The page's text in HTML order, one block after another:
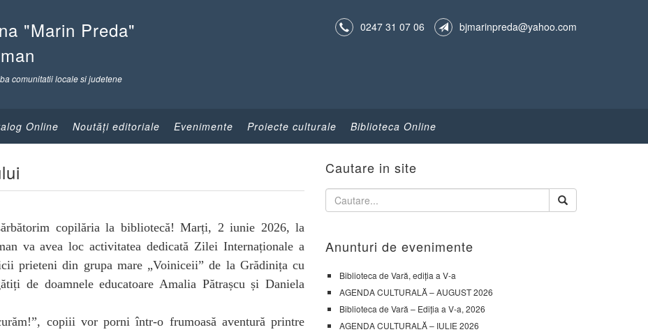
"Marin Preda"
comunitatii locale si judetene
0247 31 07 06 bjmarinpreda@yahoo.com
Online Noutăţi editoriale Evenimente Proiecte culturale Biblioteca Online
copilăria la bibliotecă! Marți, 2 iunie 2026, la
va avea loc activitatea dedicată Zilei Internaționale a
prieteni din grupa mare „Voiniceii” de la Grădinița cu
de doamnele educatoare Amalia Pătrașcu și Daniela
copiii vor porni într-o frumoasă aventură printre
Cautare in site
Anunturi de evenimente
Biblioteca de Vară, ediția a V-a
AGENDA CULTURALĂ – AUGUST 2026
Biblioteca de Vară – Ediția a V-a, 2026
AGENDA CULTURALĂ – IULIE 2026